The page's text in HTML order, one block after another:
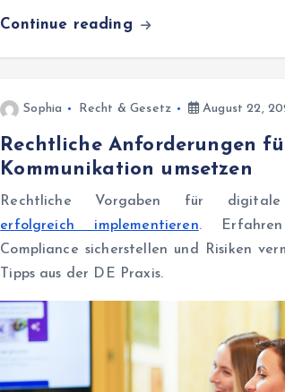
Continue reading
Sophia Recht & Gesetz August 22,
Rechtliche Anforderungen
Kommunikation umsetzen
Rechtliche Vorgaben für digitale
erfolgreich implementieren.
Compliance sicherstellen und Risiken
Tipps aus der DE Praxis.